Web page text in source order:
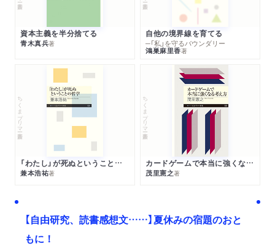
資本主義を半分捨てる
青木真兵著
自他の境界線を育てる
─「私」を守るバウンダリー
鴻巣麻里香著
ちくまプリマー新書
「わたし」が死ぬということの哲学
兼本浩祐著
ちくまプリマー新書
カードゲームで本当に強くなる考え方
茂里憲之著
【自由研究、読書感想文……】夏休みの宿題のおと
もに！